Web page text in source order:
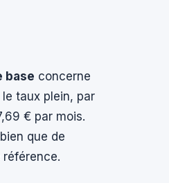
base concerne
taux plein, par
€ par mois.
que de